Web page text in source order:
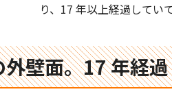
り、17 年以上経過してい
壁面。17 年経